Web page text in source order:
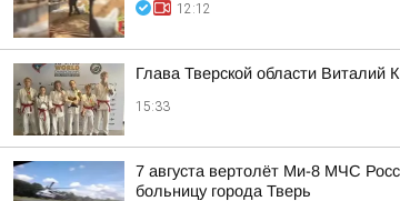
12:12
Глава Тверской области
15:33
7 августа вертолёт Ми-8 МЧС
больницу города Тверь